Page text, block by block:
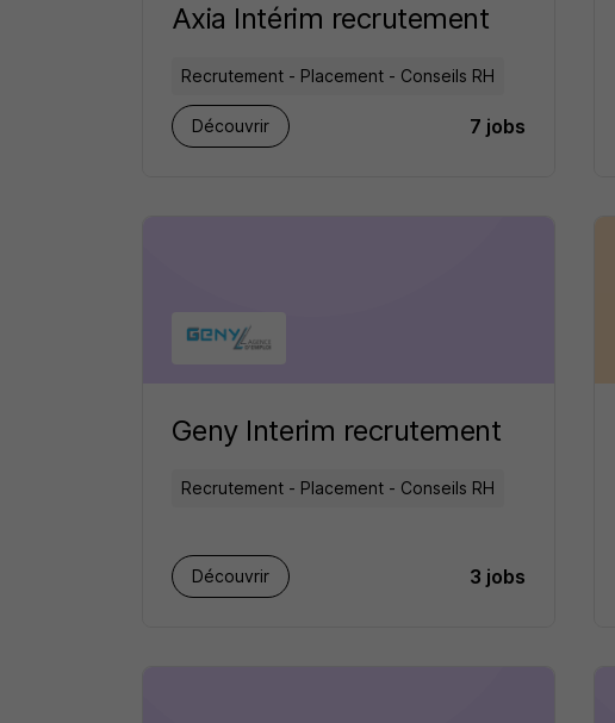
Axia Intérim recrutement
Recrutement - Placement - Conseils RH
Découvrir 7 jobs
Geny Interim recrutement
Recrutement - Placement - Conseils RH
Découvrir 3 jobs